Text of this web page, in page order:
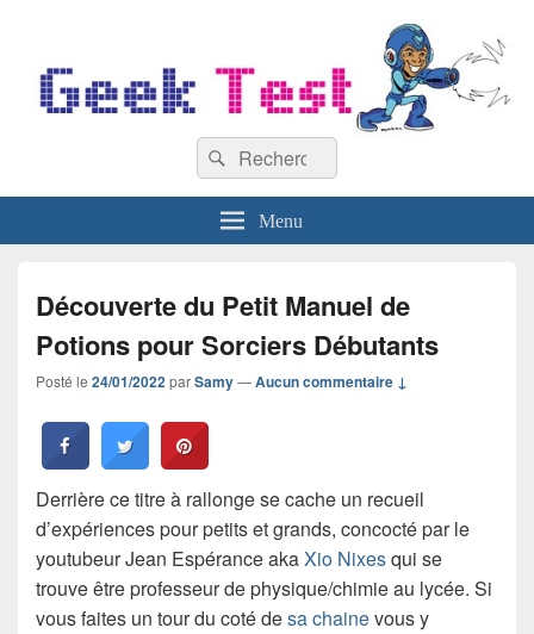
Recherche :
Rechercher
Menu
Découverte du Petit Manuel de
Potions pour Sorciers Débutants
Posté le 24/01/2022parSamy—Aucun commentaire ↓
Derrière ce titre à rallonge se cache un recueil
d’expériences pour petits et grands, concocté par le
youtubeur Jean Espérance akaXio Nixesqui se
trouve être professeur de physique/chimie au lycée. Si
vous faites un tour du coté desa chainevous y